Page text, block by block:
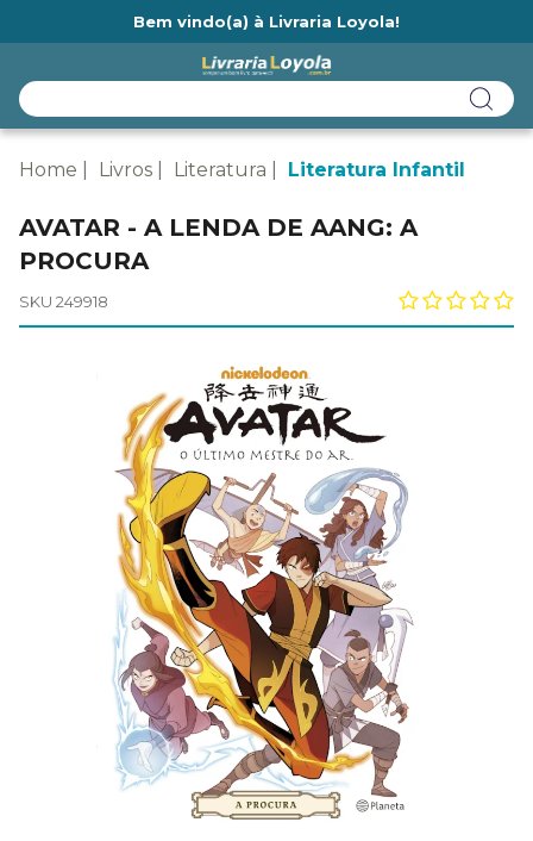
Bem vindo(a) à Livraria Loyola!
Home Livros Literatura Literatura Infantil
AVATAR - A LENDA DE AANG: A
PROCURA
SKU 249918